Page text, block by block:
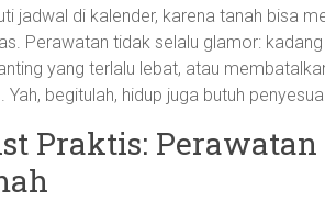
jadwal di kalender, karena tanah bisa
Perawatan tidak selalu glamor:
yang terlalu lebat, atau
Yah, begitulah, hidup juga butuh
Praktis: